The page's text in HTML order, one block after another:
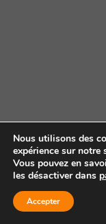
Nous utilisons des
expérience sur notre
Vous pouvez en
les désactiver dans
Accepter